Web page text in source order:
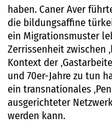
haben. Caner Aver
die bildungsaffine
ein Migrationsmuster
Zerrissenheit zwischen
Kontext der
und 70er-Jahre zu tun
ein transnationales
ausgerichteter
werden kann.